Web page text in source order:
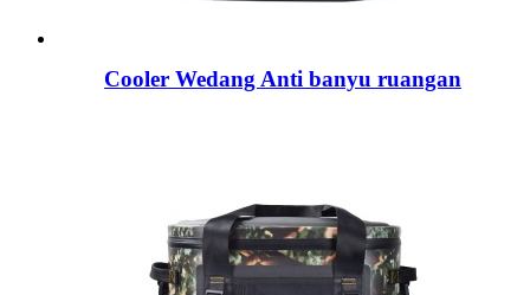
Cooler Wedang Anti banyu ruangan